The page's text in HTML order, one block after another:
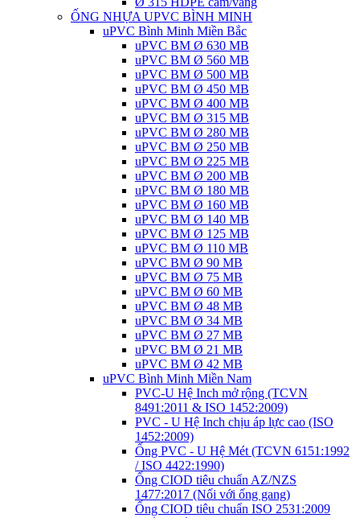
ỐNG NHỰA UPVC BÌNH MINH
uPVC Bình Minh Miền Bắc
uPVC BM Ø 630 MB
uPVC BM Ø 560 MB
uPVC BM Ø 500 MB
uPVC BM Ø 450 MB
uPVC BM Ø 400 MB
uPVC BM Ø 315 MB
uPVC BM Ø 280 MB
uPVC BM Ø 250 MB
uPVC BM Ø 225 MB
uPVC BM Ø 200 MB
uPVC BM Ø 180 MB
uPVC BM Ø 160 MB
uPVC BM Ø 140 MB
uPVC BM Ø 125 MB
uPVC BM Ø 110 MB
uPVC BM Ø 90 MB
uPVC BM Ø 75 MB
uPVC BM Ø 60 MB
uPVC BM Ø 48 MB
uPVC BM Ø 34 MB
uPVC BM Ø 27 MB
uPVC BM Ø 21 MB
uPVC BM Ø 42 MB
uPVC Bình Minh Miền Nam
PVC-U Hệ Inch mở rộng (TCVN
8491:2011 & ISO 1452:2009)
PVC - U Hệ Inch chịu áp lực cao (ISO
1452:2009)
Ống PVC - U Hệ Mét (TCVN 6151:1992
/ ISO 4422:1990)
Ống CIOD tiêu chuẩn AZ/NZS
1477:2017 (Nối với ống gang)
Ống CIOD tiêu chuẩn ISO 2531:2009